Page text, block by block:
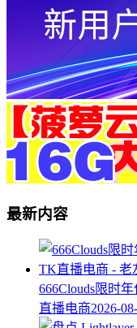
最新内容
666Clouds限时
直播电商2026-